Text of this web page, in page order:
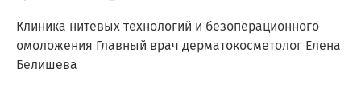
Клиника нитевых технологий и безоперационного
омоложения Главный врач дерматокосметолог Елена
Белишева